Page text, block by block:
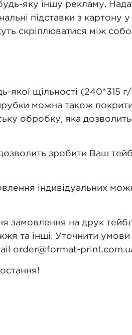
будь-яку іншу рекламу.
підставки з картону
скріплюватися між
щільності (240*315
можна також
обробку, яка
зробити Ваш
індивідуальних
на друк тейбл-
та інші. Уточнити
order@format-